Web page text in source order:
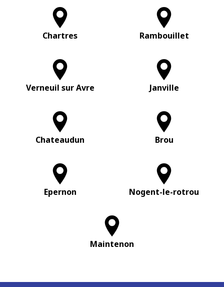
Chartres Rambouillet
Verneuil sur Avre Janville
Chateaudun Brou
Epernon Nogent-le-rotrou
Maintenon